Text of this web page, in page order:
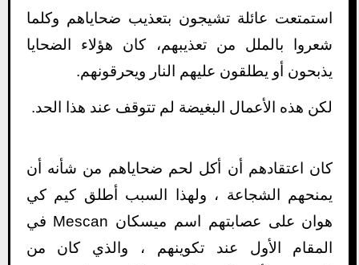
استمتعت عائلة تشيجون بتعذيب ضحاياهم وكلما
شعروا بالملل من تعذيبهم، كان هؤلاء الضحايا
يذبحون أو يطلقون عليهم النار ويحرقونهم.
لكن هذه الأعمال البغيضة لم تتوقف عند هذا الحد.
كان اعتقادهم أن أكل لحم ضحاياهم من شأنه أن
يمنحهم الشجاعة ، ولهذا السبب أطلق كيم كي
هوان على عصابتهم اسم ميسكان Mescan في
المقام الأول عند تكوينهم ، والذي كان من